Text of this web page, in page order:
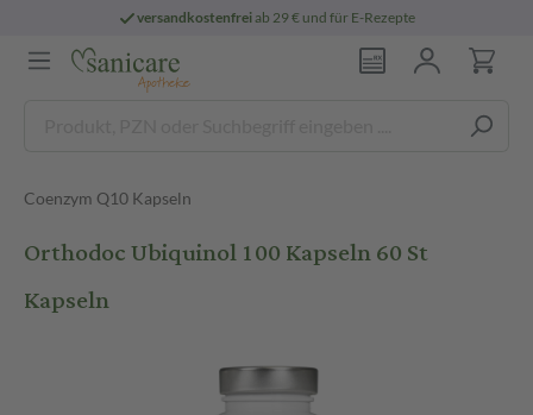
versandkostenfreiab 29 € und für E-Rezepte
Coenzym Q10 Kapseln
Orthodoc Ubiquinol 100 Kapseln 60 St
Kapseln